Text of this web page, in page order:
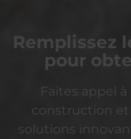
Remplissez
pour
Faites appel
construction et
solutions